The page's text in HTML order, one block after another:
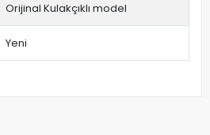
Orijinal Kulakçıklı model
Yeni